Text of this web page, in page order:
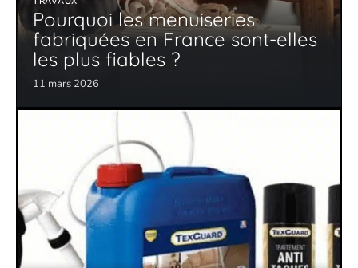
Pourquoi les menuiseries
fabriquées en France sont-elles
les plus fiables ?
11 mars 2026